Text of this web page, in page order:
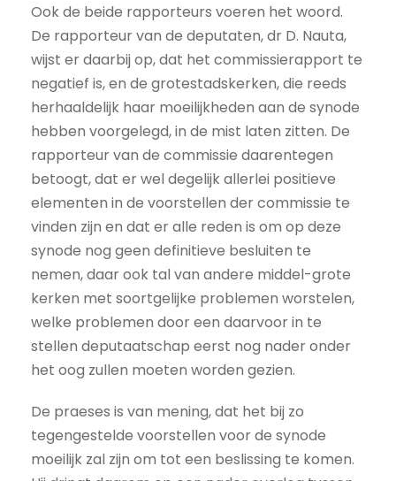
Ook de beide rapporteurs voeren het woord.
De rapporteur van de deputaten, dr D. Nauta,
wijst er daarbij op, dat het commissierapport te
negatief is, en de grotestadskerken, die reeds
herhaaldelijk haar moeilijkheden aan de synode
hebben voorgelegd, in de mist laten zitten. De
rapporteur van de commissie daarentegen
betoogt, dat er wel degelijk allerlei positieve
elementen in de voorstellen der commissie te
vinden zijn en dat er alle reden is om op deze
synode nog geen definitieve besluiten te
nemen, daar ook tal van andere middel-grote
kerken met soortgelijke problemen worstelen,
welke problemen door een daarvoor in te
stellen deputaatschap eerst nog nader onder
het oog zullen moeten worden gezien.
De praeses is van mening, dat het bij zo
tegengestelde voorstellen voor de synode
moeilijk zal zijn om tot een beslissing te komen.